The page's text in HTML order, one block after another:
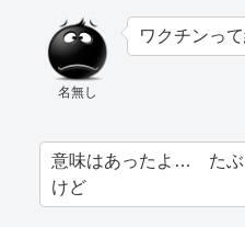
名無し
ワクチンっ
意味はあったよ… た
けど